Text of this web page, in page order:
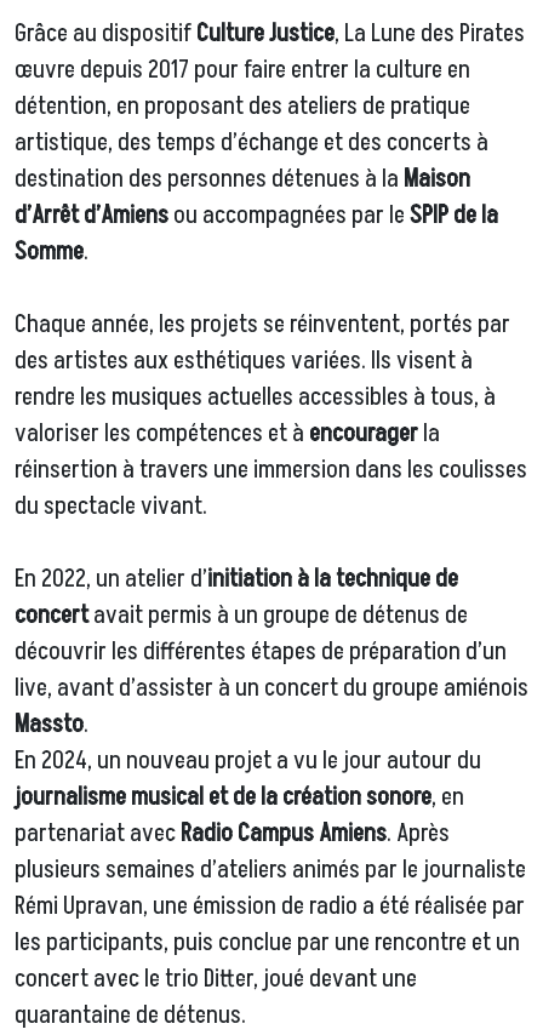
Grâce au dispositifCulture Justice, La Lune des Pirates
œuvre depuis 2017 pour faire entrer la culture en
détention, en proposant des ateliers de pratique
artistique, des temps d’échange et des concerts à
destination des personnes détenues à la Maison
d’Arrêt d’Amiensou accompagnées par leSPIP de la
Somme.
Chaque année, les projets se réinventent, portés par
des artistes aux esthétiques variées. Ils visent à
rendre les musiques actuelles accessibles à tous, à
valoriser les compétences et à encouragerla
réinsertion à travers une immersion dans les coulisses
du spectacle vivant.
En 2022, un atelier d’initiation à la technique de
concertavait permis à un groupe de détenus de
découvrir les différentes étapes de préparation d’un
live, avant d’assister à un concert du groupe amiénois
Massto.
En 2024, un nouveau projet a vu le jour autour du
journalisme musical et de la création sonore, en
partenariat avecRadio Campus Amiens. Après
plusieurs semaines d’ateliers animés par le journaliste
Rémi Upravan, une émission de radio a été réalisée par
les participants, puis conclue par une rencontre et un
concert avec le trio Ditter, joué devant une
quarantaine de détenus.